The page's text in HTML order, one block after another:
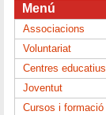
Menú
Associacions
Voluntariat
Centres educatius
Joventut
Cursos i formació